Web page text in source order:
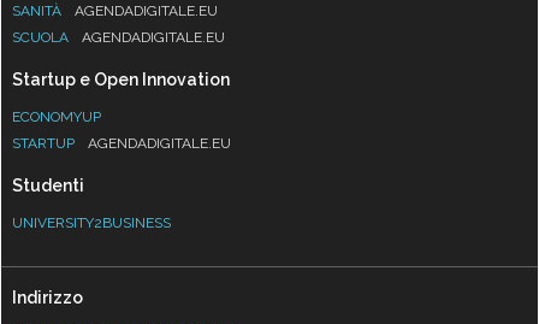
SANITÀ
AGENDADIGITALE.EU
SCUOLA
AGENDADIGITALE.EU
Startup e Open Innovation
ECONOMYUP
STARTUP
AGENDADIGITALE.EU
Studenti
UNIVERSITY2BUSINESS
Indirizzo